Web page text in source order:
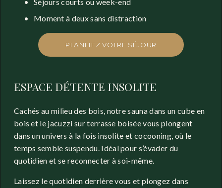
Moment à deux sans distraction
PLANFIEZ VOTRE SÉJOUR
ESPACE DÉTENTE INSOLITE
Cachés au milieu des bois, notre sauna dans un cube en
bois et le jacuzzi sur terrasse boisée vous plongent
dans un univers à la fois insolite et cocooning, où le
temps semble suspendu. Idéal pour s’évader du
quotidien et se reconnecter à soi-même.
Laissez le quotidien derrière vous et plongez dans